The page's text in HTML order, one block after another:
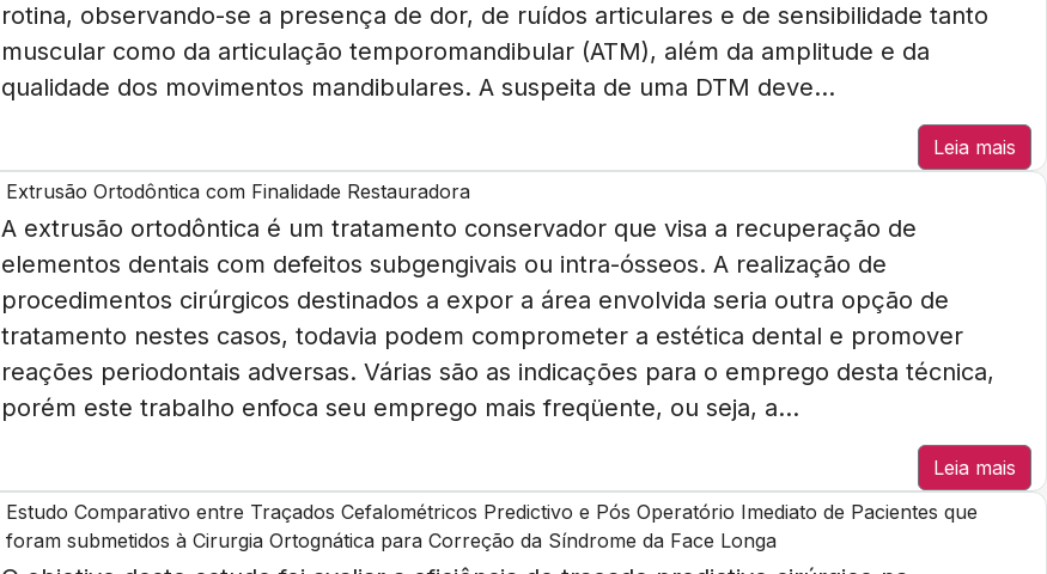
rotina, observando-se a presença de dor, de ruídos articulares e de sensibilidade tanto
muscular como da articulação temporomandibular (ATM), além da amplitude e da
qualidade dos movimentos mandibulares. A suspeita de uma DTM deve...
Leia mais
Extrusão Ortodôntica com Finalidade Restauradora
A extrusão ortodôntica é um tratamento conservador que visa a recuperação de
elementos dentais com defeitos subgengivais ou intra-ósseos. A realização de
procedimentos cirúrgicos destinados a expor a área envolvida seria outra opção de
tratamento nestes casos, todavia podem comprometer a estética dental e promover
reações periodontais adversas. Várias são as indicações para o emprego desta técnica,
porém este trabalho enfoca seu emprego mais freqüente, ou seja, a...
Leia mais
Estudo Comparativo entre Traçados Cefalométricos Predictivo e Pós Operatório Imediato de Pacientes que
foram submetidos à Cirurgia Ortognática para Correção da Síndrome da Face Longa